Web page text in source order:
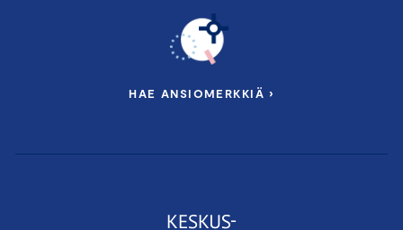
HAE ANSIOMERKKIÄ ›